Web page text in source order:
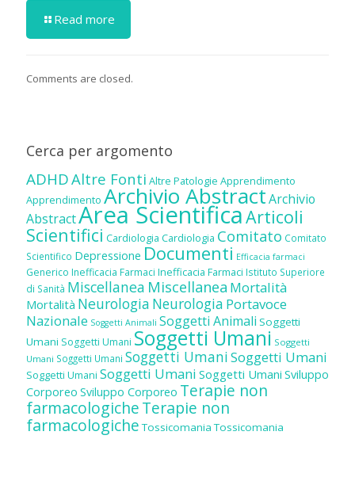
Read more
Comments are closed.
Cerca per argomento
ADHDAltre Fonti Altre Patologie Apprendimento
Apprendimento Archivio AbstractArchivio
AbstractArea ScientificaArticoli
Scientifici Cardiologia Cardiologia Comitato Comitato
Scientifico Depressione Documenti Efficacia farmaci
Generico Inefficacia Farmaci Inefficacia Farmaci Istituto Superiore
di Sanità Miscellanea Miscellanea Mortalità
Mortalità Neurologia Neurologia Portavoce
Nazionale Soggetti Animali Soggetti Animali Soggetti
Umani Soggetti Umani Soggetti Umani Soggetti
Umani Soggetti Umani Soggetti UmaniSoggetti Umani
Soggetti Umani Soggetti Umani Soggetti Umani Sviluppo
Corporeo Sviluppo Corporeo Terapie non
farmacologicheTerapie non
farmacologiche Tossicomania Tossicomania